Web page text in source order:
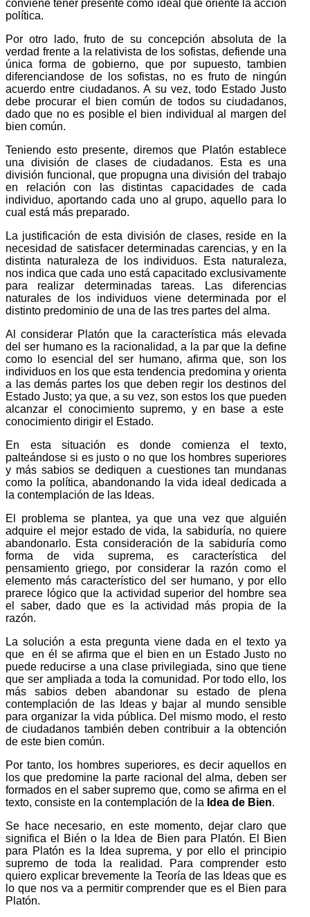
conviene tener presente como ideal que orien­te la acción
política.
Por otro lado, fruto de su concepción absoluta de la
verdad frente a la relativista de los sofistas, defiende una
única forma de gobierno, que por supuesto, tambien
diferen­cian­dose de los sofistas, no es fruto de ningún
acuerdo entre ciudadanos. A su vez, todo Estado Justo
debe procurar el bien común de todos su ciudadanos,
dado que no es posible el bien individual al margen del
bien común.
Teniendo esto presente, diremos que Platón establece
una división de clases de ciudadanos. Esta es una
división funcio­nal, que propugna una división del trabajo
en relación con las distintas capacidades de cada
individuo, aportando cada uno al grupo, aquello para lo
cual está más preparado.
La justificación de esta división de clases, reside en la
necesidad de satisfacer determinadas carencias, y en la
dis­tin­ta naturaleza de los individuos. Esta naturaleza,
nos indica que cada uno está capacitado exclusivamente
para reali­zar determinadas tareas. Las diferencias
naturales de los indivi­duos viene determinada por el
distinto predominio de una de las tres partes del alma.
Al considerar Platón que la característica más elevada
del ser humano es la racionalidad, a la par que la define
como lo esencial del ser humano, afirma que, son los
individuos en los que esta tendencia predomina y orienta
a las demás partes los que deben regir los destinos del
Estado Justo; ya que, a su vez, son estos los que pueden
alcanzar el conocimiento supremo, y en base a este
conocimiento dirigir el Estado.
En esta situación es donde comienza el texto,
palteándose si es justo o no que los hombres superiores
y más sabios se dediquen a cuestiones tan mundanas
como la política, abando­nan­do la vida ideal dedicada a
la contemplación de las Ideas.
El problema se plantea, ya que una vez que alguién
adqui­re el mejor estado de vida, la sabiduría, no quiere
aban­donar­lo. Esta consideración de la sabiduría como
forma de vida suprema, es característica del
pensamiento griego, por consi­derar la razón como el
elemento más característico del ser humano, y por ello
prarece lógico que la actividad superior del hombre sea
el saber, dado que es la actividad más propia de la
razón.
La solución a esta pregunta viene dada en el texto ya
que en él se afirma que el bien en un Estado Justo no
puede redu­cirse a una clase privilegiada, sino que tiene
que ser amplia­da a toda la comunidad. Por todo ello, los
más sabios deben aban­do­nar su estado de plena
contemplación de las Ideas y bajar al mundo sensible
para organizar la vida pública. Del mismo modo, el resto
de ciudada­nos también deben contribuir a la obtención
de este bien común.
Por tanto, los hombres superiores, es decir aquellos en
los que predomine la parte racional del alma, deben ser
forma­dos en el saber supremo que, como se afirma en el
texto, con­sis­te en la contemplación de la Idea de Bien.
Se hace necesario, en este momento, dejar claro que
signi­fi­ca el Bién o la Idea de Bien para Platón. El Bien
para Platón es la Idea suprema, y por ello el principio
supremo de toda la realidad. Para comprender esto
quiero explicar breve­mente la Teoría de las Ideas que es
lo que nos va a permitir comprender que es el Bien para
Platón.